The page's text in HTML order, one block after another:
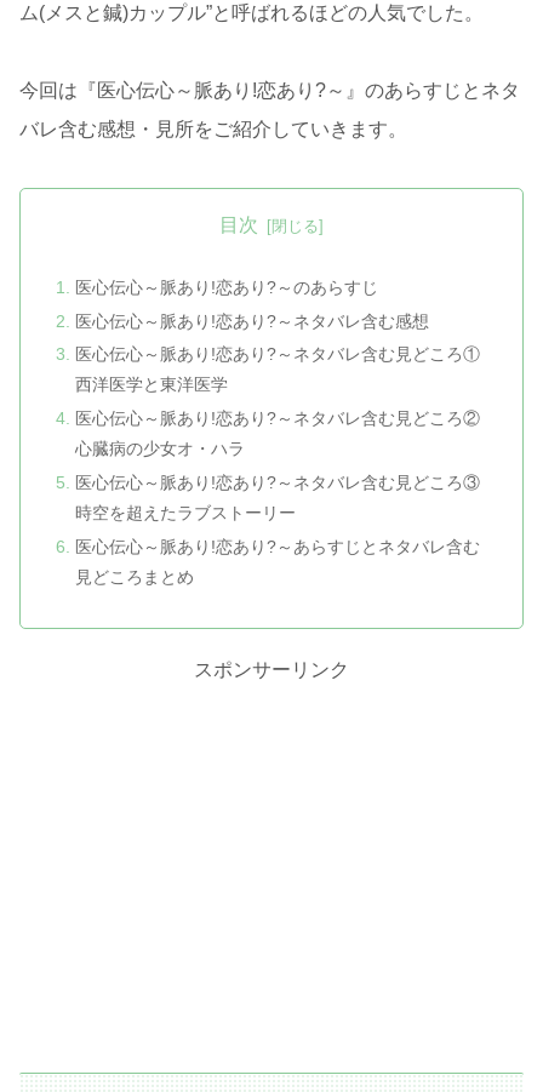
ム(メスと鍼)カップル”と呼ばれるほどの人気でした。
今回は『医心伝心～脈あり!恋あり?～』のあらすじとネタ
バレ含む感想・見所をご紹介していきます。
目次
医心伝心～脈あり!恋あり?～のあらすじ
医心伝心～脈あり!恋あり?～ネタバレ含む感想
医心伝心～脈あり!恋あり?～ネタバレ含む見どころ①
西洋医学と東洋医学
医心伝心～脈あり!恋あり?～ネタバレ含む見どころ②
心臓病の少女オ・ハラ
医心伝心～脈あり!恋あり?～ネタバレ含む見どころ③
時空を超えたラブストーリー
医心伝心～脈あり!恋あり?～あらすじとネタバレ含む
見どころまとめ
スポンサーリンク